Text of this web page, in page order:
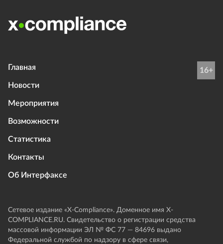
Главная
Новости
Мероприятия
Возможности
Статистика
Контакты
Об Интерфаксе
16+
Сетевое издание «Х-Compliance». Доменное имя X-
COMPLIANCE.RU. Свидетельство о регистрации средства
массовой информации ЭЛ № ФС 77 — 84696 выдано
Федеральной службой по надзору в сфере связи,